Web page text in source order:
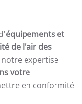
équipements et
de l'air des
expertise
votre
en conformité